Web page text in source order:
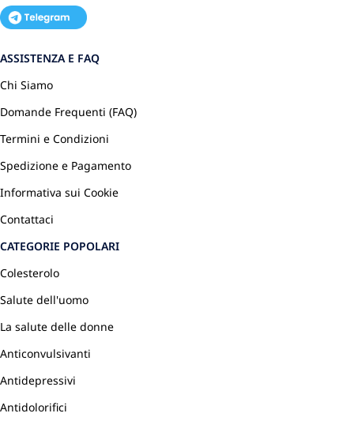
ASSISTENZA E FAQ
Chi Siamo
Domande Frequenti (FAQ)
Termini e Condizioni
Spedizione e Pagamento
Informativa sui Cookie
Contattaci
CATEGORIE POPOLARI
Colesterolo
Salute dell'uomo
La salute delle donne
Anticonvulsivanti
Antidepressivi
Antidolorifici